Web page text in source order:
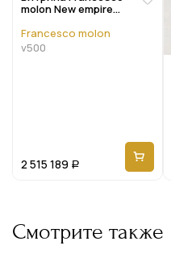
molon New empire
Francesco molon
v500
2 515 189 Р
Смотрите также